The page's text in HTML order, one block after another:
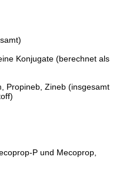
Konjugate (berechnet als
Propineb, Zineb (insgesamt
P und Mecoprop,